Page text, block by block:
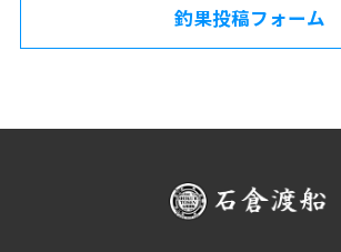
釣果投稿フォーム